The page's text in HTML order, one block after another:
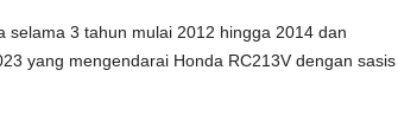
selama 3 tahun mulai 2012 hingga 2014 dan
yang mengendarai Honda RC213V dengan sasis